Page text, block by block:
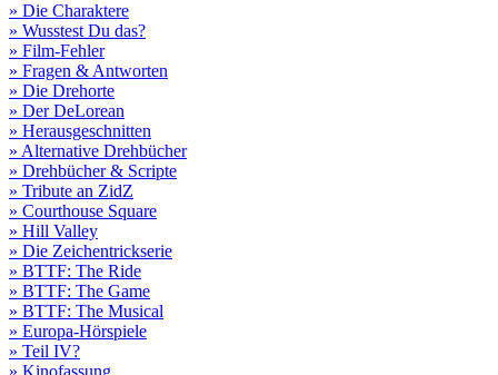
» Die Charaktere
» Wusstest Du das?
» Film-Fehler
» Fragen & Antworten
» Die Drehorte
» Der DeLorean
» Herausgeschnitten
» Alternative Drehbücher
» Drehbücher & Scripte
» Tribute an ZidZ
» Courthouse Square
» Hill Valley
» Die Zeichentrickserie
» BTTF: The Ride
» BTTF: The Game
» BTTF: The Musical
» Europa-Hörspiele
» Teil IV?
» Kinofassung